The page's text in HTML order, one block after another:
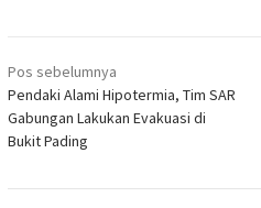
Navigasi
pos
Pos sebelumnya
Pendaki Alami Hipotermia, Tim SAR
Gabungan Lakukan Evakuasi di
Bukit Pading